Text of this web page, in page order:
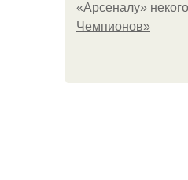
«Арсеналу»
Чемпионов»